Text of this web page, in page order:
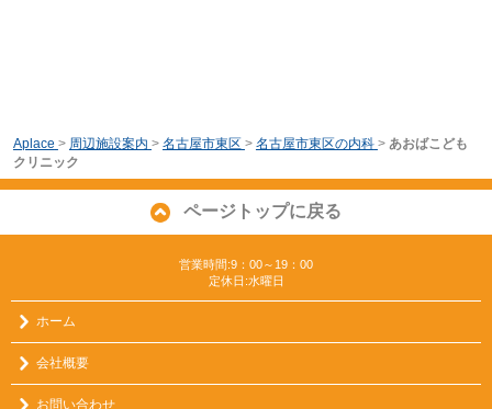
Aplace > 周辺施設案内 > 名古屋市東区 > 名古屋市東区の内科 > あおばこども
クリニック
ページトップに戻る
営業時間:9：00～19：00
定休日:水曜日
ホーム
会社概要
お問い合わせ